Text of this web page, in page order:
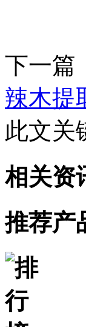
下一篇
辣木提
此文关
相关资
推荐产